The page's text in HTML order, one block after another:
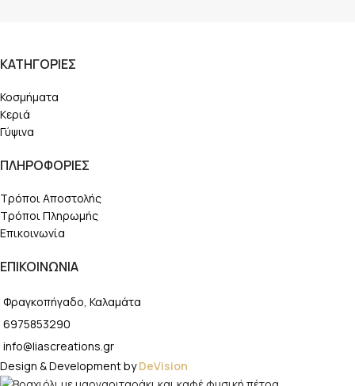
ΚΑΤΗΓΟΡΙΕΣ
Κοσμήματα
Κεριά
Γύψινα
ΠΛΗΡΟΦΟΡΙΕΣ
Τρόποι Αποστολής
Τρόποι Πληρωμής
Επικοινωνία
ΕΠΙΚΟΙΝΩΝΙΑ
Φραγκοπήγαδο, Καλαμάτα
6975853290
info@liascreations.gr
Design & Development byDeVision